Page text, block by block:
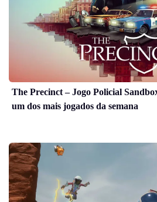
The Precinct – Jogo Policial
um dos mais jogados da semana